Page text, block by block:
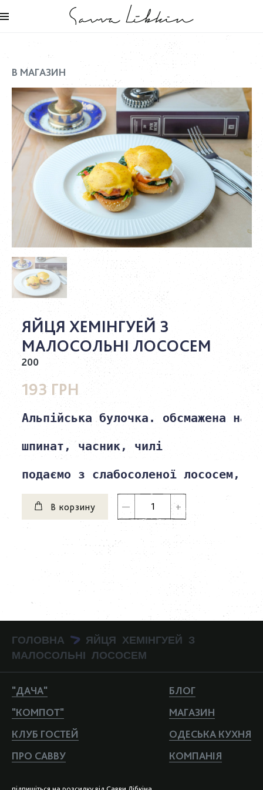
В МАГАЗИН
ЯЙЦЯ ХЕМІНГУЕЙ З
МАЛОСОЛЬНІ ЛОСОСЕМ
200
193 ГРН
Альпійська булочка. обсмажена на
шпинат, часник, чилі
подаємо з слабосоленої лососем,
В корзину
ГОЛОВНА > ЯЙЦЯ ХЕМІНГУЕЙ З
МАЛОСОЛЬНІ ЛОСОСЕМ
"ДАЧА"
"КОМПОТ"
КЛУБ ГОСТЕЙ
ПРО САВВУ
БЛОГ
МАГАЗИН
ОДЕСЬКА КУХНЯ
КОМПАНIЯ